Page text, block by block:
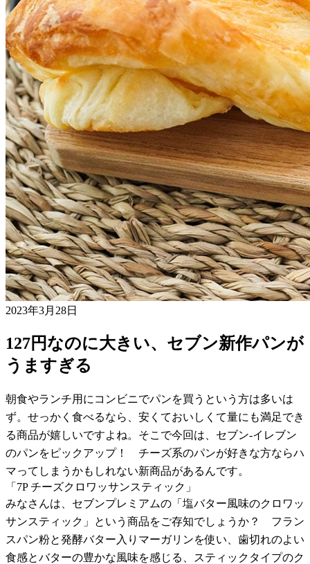
2023年3月28日
127円なのに大きい、セブン新作パンが
うますぎる
朝食やランチ用にコンビニでパンを買うという方は多いは
ず。せっかく食べるなら、安くておいしくて量にも満足でき
る商品が嬉しいですよね。そこで今回は、セブン-イレブン
のパンをピックアップ！ チーズ系のパンが好きな方ならハ
マってしまうかもしれない新商品があるんです。
「7P チーズクロワッサンスティック」
みなさんは、セブンプレミアムの「塩バター風味のクロワッ
サンスティック」という商品をご存知でしょうか？ フラン
スパン粉と発酵バター入りマーガリンを使い、歯切れのよい
食感とバターの豊かな風味を感じる、スティックタイプのク